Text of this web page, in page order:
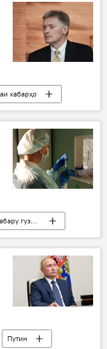
хабарҳо
Коронавирус дар Русия ва ҷаҳон: охирин хабару гузоришҳо
Путин